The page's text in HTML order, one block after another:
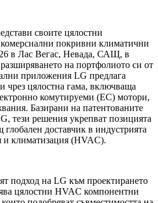
своите цялостни
покривни климатични
в Лас Вегас, Невада, САЩ, в
на портфолиото си от
приложения LG предлага
чрез цялостна гама, включваща
комутируеми (EC) мотори,
Базирани на патентованите
тези решения укрепват позицията
доставчик в индустрията
и климатизация (HVAC).
подход на LG към проектирането
цялостни HVAC компонентни